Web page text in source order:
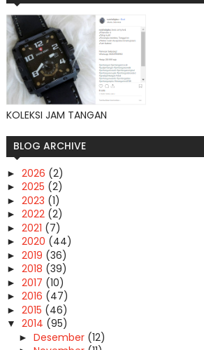
KOLEKSI JAM TANGAN
BLOG ARCHIVE
► 2026 (2)
► 2025 (2)
► 2023 (1)
► 2022 (2)
► 2021 (7)
► 2020 (44)
► 2019 (36)
► 2018 (39)
► 2017 (10)
► 2016 (47)
► 2015 (46)
▼ 2014 (95)
► Desember (12)